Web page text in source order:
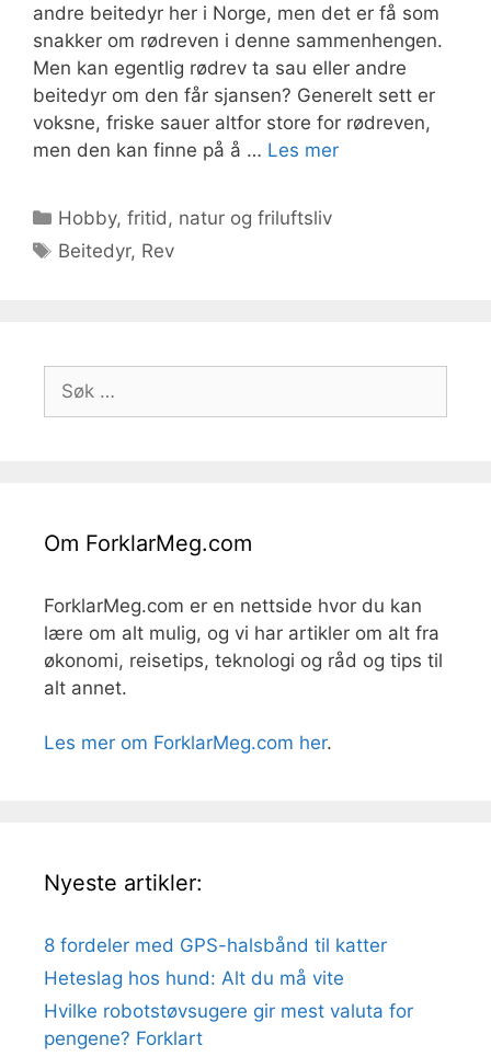
andre beitedyr her i Norge, men det er få som
snakker om rødreven i denne sammenhengen.
Men kan egentlig rødrev ta sau eller andre
beitedyr om den får sjansen? Generelt sett er
voksne, friske sauer altfor store for rødreven,
men den kan finne på å … Les mer
Kategorier
Hobby, fritid, natur og friluftsliv
Stikkord
Beitedyr, Rev
etter:
Om ForklarMeg.com
ForklarMeg.com er en nettside hvor du kan
lære om alt mulig, og vi har artikler om alt fra
økonomi, reisetips, teknologi og råd og tips til
alt annet.
Les mer om ForklarMeg.com her.
Nyeste artikler:
8 fordeler med GPS-halsbånd til katter
Heteslag hos hund: Alt du må vite
Hvilke robotstøvsugere gir mest valuta for
pengene? Forklart